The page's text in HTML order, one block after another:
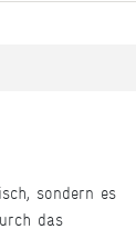
sondern es
das